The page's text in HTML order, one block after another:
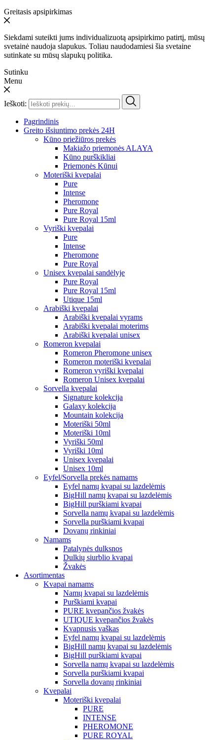
Greitasis apsipirkimas
Siekdami suteikti jums individualizuotą apsipirkimo patirtį, mūsų
svetainė naudoja slapukus. Toliau naudodamiesi šia svetaine
sutinkate su mūsų slapukų politika.
Sutinku
Menu
Ieškoti:
Pagrindinis
Greito išsiuntimo prekės 24H
Kūno priežiūros prekės
Makiažo priemonės ALAYA
Kūno purškikliai
Priemonės Kūnui
Moteriški kvepalai
Pure
Intense
Pheromone
Pure Royal
Pure Royal 15ml
Vyriški kvepalai
Pure
Intense
Pheromone
Pure Royal
Unisex kvepalai sandėlyje
Pure Royal
Pure Royal 15ml
Utique 15ml
Arabiški kvepalai
Arabiški kvepalai vyrams
Arabiški kvepalai moterims
Arabiški kvepalai unisex
Romeron kvepalai
Romeron Pheromone unisex
Romeron moteriški kvepalai
Romeron vyriški kvepalai
Romeron Unisex kvepalai
Sorvella kvepalai
Signature kolekcija
Galaxy kolekcija
Mountain kolekcija
Moteriški 50ml
Moteriški 10ml
Vyriški 50ml
Vyriški 10ml
Unisex kvepalai
Unisex 10ml
Eyfel/Sorvella prekės namams
Eyfel namų kvapai su lazdelėmis
BigHill namų kvapai su lazdelėmis
BigHill purškiami kvapai
Sorvella namų kvapai su lazdelėmis
Sorvella purškiami kvapai
Dovanų rinkiniai
Namams
Patalynės dulksnos
Dulkių siurblio kvapai
Žvakės
Asortimentas
Kvapai namams
Namų kvapai su lazdelėmis
Purškiami kvapai
PURE kvepančios žvakės
UTIQUE kvepančios žvakės
Kvapnusis vaškas
Eyfel namų kvapai su lazdelėmis
BigHill namų kvapai su lazdelėmis
BigHill purškiami kvapai
Sorvella namų kvapai su lazdelėmis
Sorvella purškiami kvapai
Sorvella dovanų rinkiniai
Kvepalai
Moteriški kvepalai
PURE
INTENSE
PHEROMONE
PURE ROYAL